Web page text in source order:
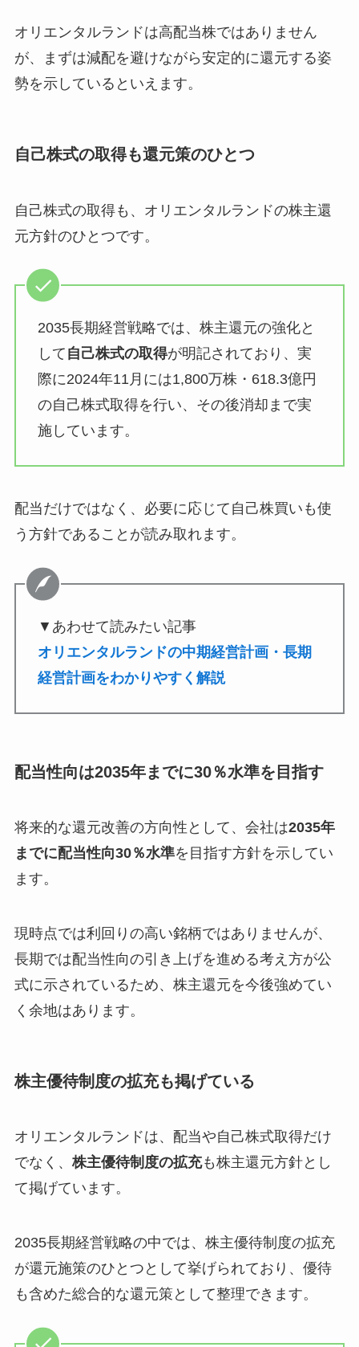
オリエンタルランドは高配当株ではありません
が、まずは減配を避けながら安定的に還元する姿
勢を示しているといえます。
自己株式の取得も還元策のひとつ
自己株式の取得も、オリエンタルランドの株主還
元方針のひとつです。
2035長期経営戦略では、株主還元の強化と
して 自己株式の取得が明記されており、実
際に2024年11月には1,800万株・618.3億円
の自己株式取得を行い、その後消却まで実
施しています。
配当だけではなく、必要に応じて自己株買いも使
う方針であることが読み取れます。
▼あわせて読みたい記事
オリエンタルランドの中期経営計画・長期
経営計画をわかりやすく解説
配当性向は2035年までに30％水準を目指す
将来的な還元改善の方向性として、会社は2035年
までに配当性向30％水準を目指す方針を示してい
ます。
現時点では利回りの高い銘柄ではありませんが、
長期では配当性向の引き上げを進める考え方が公
式に示されているため、株主還元を今後強めてい
く余地はあります。
株主優待制度の拡充も掲げている
オリエンタルランドは、配当や自己株式取得だけ
でなく、 株主優待制度の拡充も株主還元方針とし
て掲げています。
2035長期経営戦略の中では、株主優待制度の拡充
が還元施策のひとつとして挙げられており、優待
も含めた総合的な還元策として整理できます。